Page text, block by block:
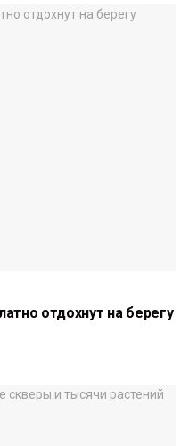
отдохнут на берегу